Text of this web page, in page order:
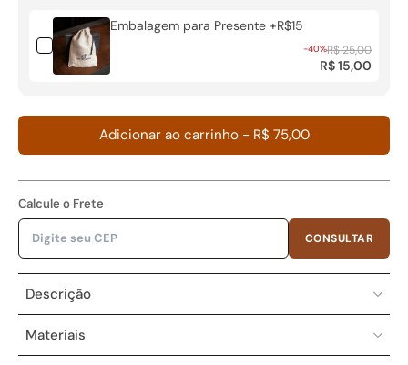
Embalagem para Presente +R$15
-40%R$ 25,00
R$ 15,00
Adicionar ao carrinho - R$ 75,00
Calcule o Frete
CONSULTAR
Descrição
Materiais